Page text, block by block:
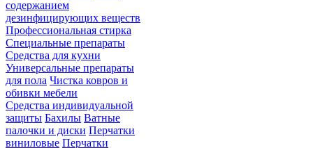
содержанием
дезинфицирующих веществ
Профессиональная стирка
Специальные препараты
Средства для кухни
Универсальные препараты
для пола Чистка ковров и
обивки мебели
Средства индивидуальной
защиты Бахилы Ватные
палочки и диски Перчатки
виниловые Перчатки